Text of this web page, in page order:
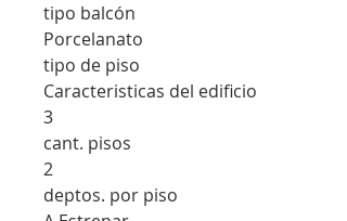
tipo balcón
Porcelanato
tipo de piso
Caracteristicas del edificio
3
cant. pisos
2
deptos. por piso